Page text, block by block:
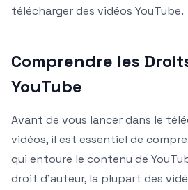
télécharger des vidéos YouTube.
Comprendre les
YouTube
Avant de vous lancer dans le
vidéos, il est essentiel de
qui entoure le contenu de
droit d’auteur, la plupart des